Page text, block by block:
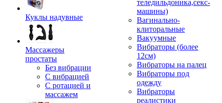
Куклы надувные
Массажеры
простаты
Без вибрации
С вибрацией
С ротацией и
массажем
теледильдоника,секс-
машины)
Вагинально-
клиторальные
Вакуумные
Вибраторы (более
12см)
Вибраторы на палец
Вибраторы под
одежду
Вибраторы
реалистики